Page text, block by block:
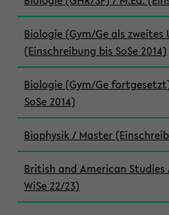
Biologie (Gym/Ge als zweites
(Einschreibung bis SoSe 2014)
Biologie (Gym/Ge
SoSe 2014)
Biophysik / Master
British and American Studies
WiSe 22/23)